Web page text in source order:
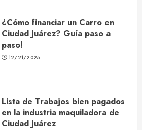
¿Cómo financiar un Carro en
Ciudad Juárez? Guía paso a
paso!
12/21/2025
Lista de Trabajos bien pagados
en la industria maquiladora de
Ciudad Juárez